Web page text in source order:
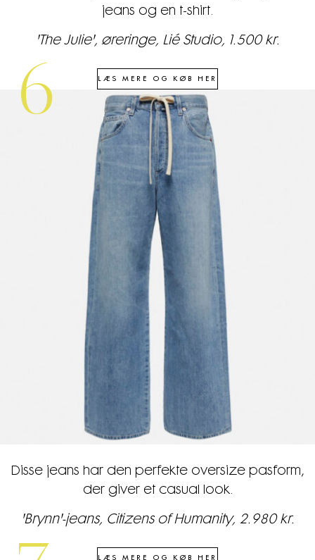
jeans og en t-shirt.
'The Julie', øreringe, Lié Studio, 1.500 kr.
LÆS MERE OG KØB HER
6
Disse jeans har den perfekte oversize pasform,
der giver et casual look.
'Brynn'-jeans, Citizens of Humanity, 2.980 kr.
LÆS MERE OG KØB HER